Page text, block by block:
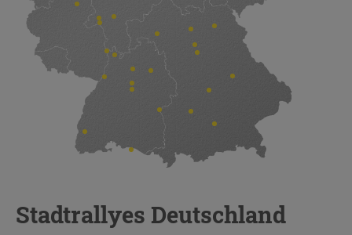
Stadtrallyes Deutschland